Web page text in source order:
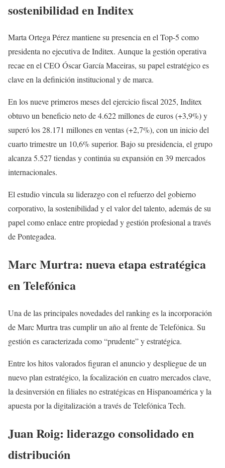
sostenibilidad en Inditex
Marta Ortega Pérez mantiene su presencia en el Top-5 como
presidenta no ejecutiva de Inditex. Aunque la gestión operativa
recae en el CEO Óscar García Maceiras, su papel estratégico es
clave en la definición institucional y de marca.
En los nueve primeros meses del ejercicio fiscal 2025, Inditex
obtuvo un beneficio neto de 4.622 millones de euros (+3,9%) y
superó los 28.171 millones en ventas (+2,7%), con un inicio del
cuarto trimestre un 10,6% superior. Bajo su presidencia, el grupo
alcanza 5.527 tiendas y continúa su expansión en 39 mercados
internacionales.
El estudio vincula su liderazgo con el refuerzo del gobierno
corporativo, la sostenibilidad y el valor del talento, además de su
papel como enlace entre propiedad y gestión profesional a través
de Pontegadea.
Marc Murtra: nueva etapa estratégica
en Telefónica
Una de las principales novedades del ranking es la incorporación
de Marc Murtra tras cumplir un año al frente de Telefónica. Su
gestión es caracterizada como “prudente” y estratégica.
Entre los hitos valorados figuran el anuncio y despliegue de un
nuevo plan estratégico, la focalización en cuatro mercados clave,
la desinversión en filiales no estratégicas en Hispanoamérica y la
apuesta por la digitalización a través de Telefónica Tech.
Juan Roig: liderazgo consolidado en
distribución